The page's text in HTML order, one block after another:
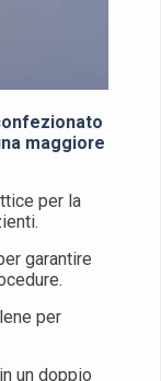
maggiore
per la
garantire
per
un doppio